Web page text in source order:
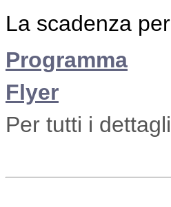
La scadenza per
Programma
Flyer
Per tutti i dettagli